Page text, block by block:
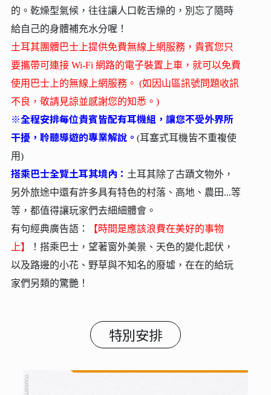
的。乾燥型氣候，往往讓人口乾舌燥的，別忘了隨時
給自己的身體補充水分喔！
土耳其團體巴士上提供免費無線上網服務，貴賓您只
要攜帶可連接 Wi-Fi 網路的電子裝置上車，就可以免費
使用巴士上的無線上網服務。 (如因山區訊號問題收訊
不良，敬請見諒並感謝您的知悉。)
※全程安排每位貴賓皆配有耳機組，讓您不受外界所
干擾，聆聽導遊的專業解說。 (耳塞式耳機皆不重複使
用)
搭乘巴士全覽土耳其境內： 土耳其除了古蹟文物外，
另外旅途中還有許多具有特色的村落、高地、農田...等
等，都值得讓玩家們去細細體會。
有句經典廣告語：
【時間是應該浪費在美好的事物
上】
！搭乘巴士，望著窗外美景、天色的變化起伏，
以及路邊的小花、野草與不知名的廢墟，在在的給玩
家們另類的驚艷！
特別安排